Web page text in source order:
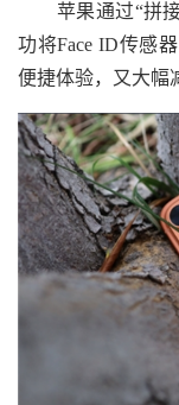
苹果通过“拼接
功将Face ID传感
便捷体验，又大幅